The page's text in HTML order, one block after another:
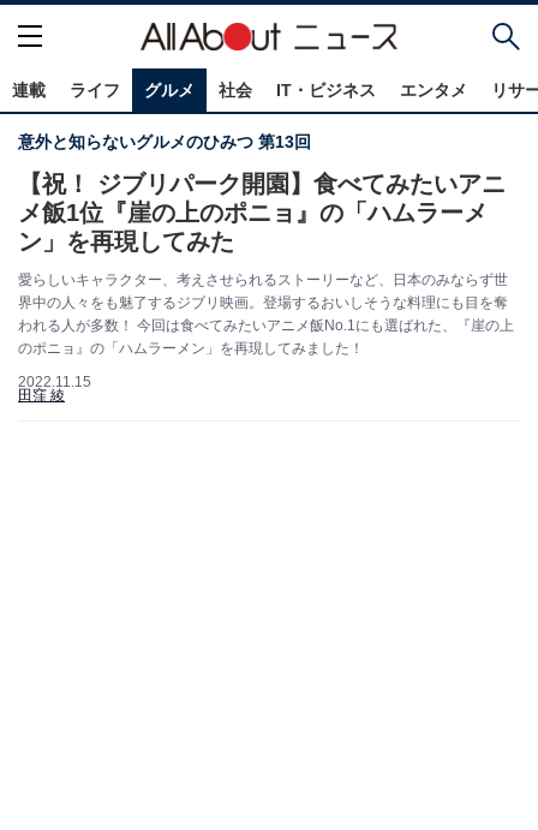
連載 ライフ グルメ 社会 IT・ビジネス エンタメ リサ
意外と知らないグルメのひみつ 第13回
【祝！ ジブリパーク開園】食べてみたいアニ
メ飯1位『崖の上のポニョ』の「ハムラーメ
ン」を再現してみた
愛らしいキャラクター、考えさせられるストーリーなど、日本のみならず世
界中の人々をも魅了するジブリ映画。登場するおいしそうな料理にも目を奪
われる人が多数！ 今回は食べてみたいアニメ飯No.1にも選ばれた、『崖の上
のポニョ』の「ハムラーメン」を再現してみました！
2022.11.15
田窪 綾